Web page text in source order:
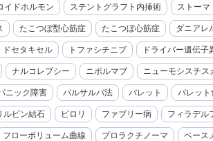
イドホルモン ステントグラフト内挿術 ストーマ
たこつぼ型心筋症 たこつぼ心筋症 ダニアレ
ドセタキセル トファシチニブ ドライバー遺伝子
ナルコレプシー ニボルマブ ニューモシスチス
ニック障害 バルサルバ法 バレット バレット
ルビン結石 ピロリ ファブリー病 フィラデル
フローボリューム曲線 プロラクチノーマ ペース